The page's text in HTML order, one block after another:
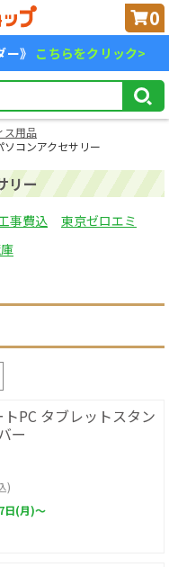
0
》 こちらをクリック>
ス用品
ソコンアクセサリー
リー
事費込
東京ゼロエミ
PC タブレットスタン
ー
)
日(月)～